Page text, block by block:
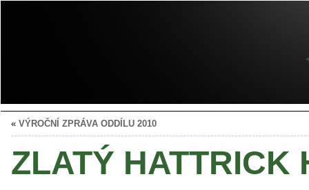
« VÝROČNÍ ZPRÁVA ODDÍLU 2010
ZLATÝ HATTRICK